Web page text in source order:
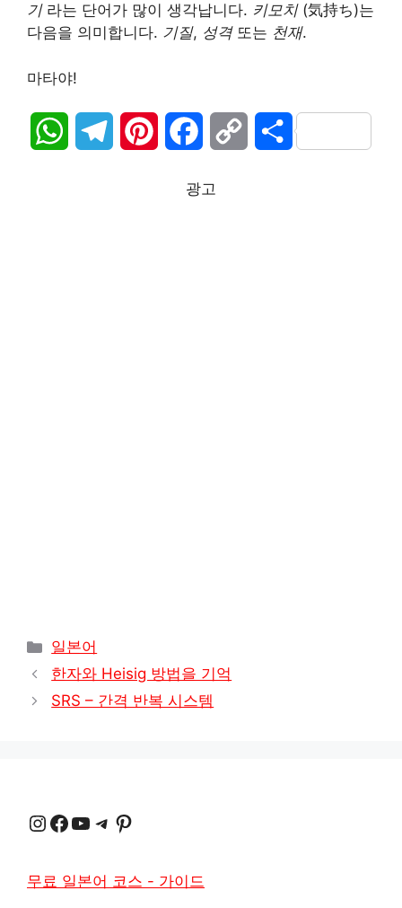
기라는 단어가 많이 생각납니다. 키모치(気持ち)는
다음을 의미합니다. 기질, 성격또는 천재.
마타야!
W S
광고
카
테
리
일본어
한자와 Heisig 방법을 기억
SRS – 간격 반복 시스템
인스타그램Facebook YouTube 텔레그램 Pinterest
무료 일본어 코스 - 가이드